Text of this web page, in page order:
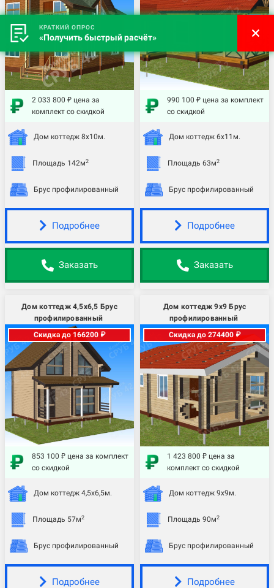
2 033 800 ₽ цена за
комплект со скидкой
Дом коттедж 8х10м.
Площадь 142м2
Брус профилированный
Подробнее
Заказать
990 100 ₽ цена за комплект
со скидкой
Дом коттедж 6х11м.
Площадь 63м2
Брус профилированный
Подробнее
Заказать
Дом коттедж 4,5х6,5 Брус
профилированный
Скидка до 166200 ₽
853 100 ₽ цена за комплект
со скидкой
Дом коттедж 4,5х6,5м.
Площадь 57м2
Брус профилированный
Подробнее
Дом коттедж 9х9 Брус
профилированный
Скидка до 274400 ₽
1 423 800 ₽ цена за
комплект со скидкой
Дом коттедж 9х9м.
Площадь 90м2
Брус профилированный
Подробнее
КРАТКИЙ ОПРОС
«Получить быстрый расчёт»